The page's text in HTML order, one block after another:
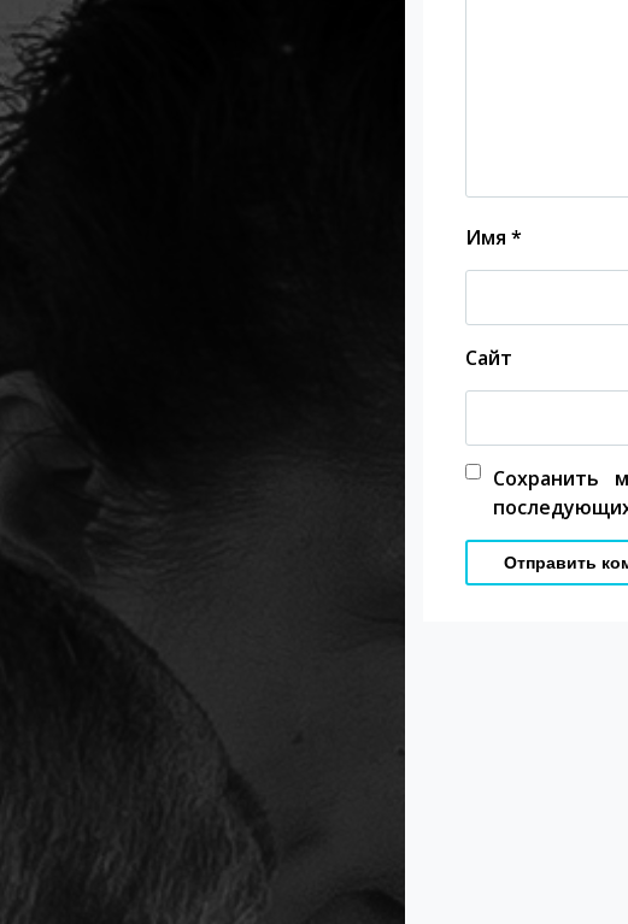
Имя *
Сайт
Сохранить